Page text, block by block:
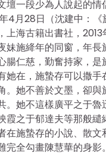
壇一段少為人說起的情
4月28日（沈建中：《
上海古籍出書社，
妹施絳年的同窗，年長
腸仁慈，勤奮持家，是
她在，施蟄存可以撒手
。她不善於文墨，卻與
。她不這樣廣平之于魯
霞之于郁達夫等那般繾
在施蟄存的小說、散文
完全勾畫陳慧華的身影。